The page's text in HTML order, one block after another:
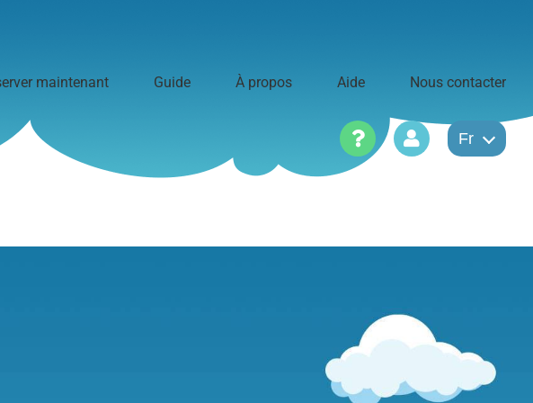
maintenant Guide À propos Aide Nous contacter
Fr